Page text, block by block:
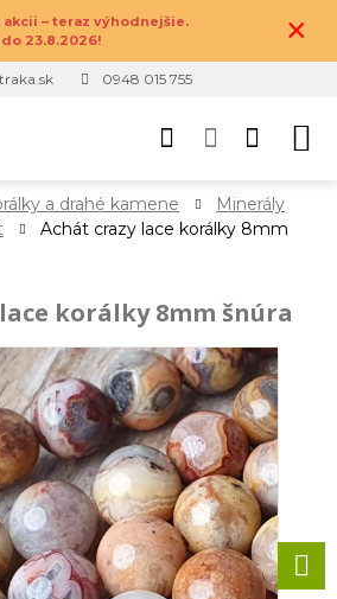
– teraz výhodnejšie.
23.8.2026!
×
0948 015 755
a drahé kamene
Minerály
Achát crazy lace korálky 8mm
korálky 8mm šnúra